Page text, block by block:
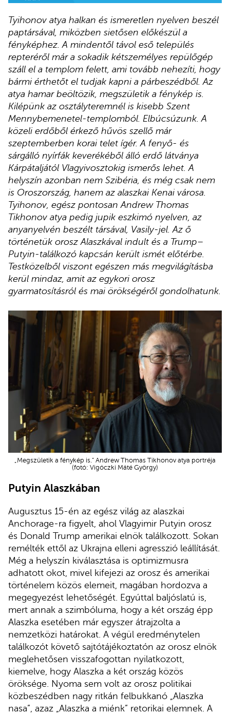
Tyihonov atya halkan és ismeretlen nyelven beszél
paptársával, miközben sietősen előkészül a
fényképhez. A mindentől távol eső település
repteréről már a sokadik kétszemélyes repülőgép
száll el a templom felett, ami tovább nehezíti, hogy
bármi érthetőt el tudjak kapni a párbeszédből. Az
atya hamar beöltözik, megszületik a fénykép is.
Kilépünk az osztályteremnél is kisebb Szent
Mennybemenetel-templomból. Elbúcsúzunk. A
közeli erdőből érkező hűvös szellő már
szeptemberben korai telet ígér. A fenyő- és
sárgálló nyírfák keverékéből álló erdő látványa
Kárpátaljától Vlagyivosztokig ismerős lehet. A
helyszín azonban nem Szibéria, és még csak nem
is Oroszország, hanem az alaszkai Kenai városa.
Tyihonov, egész pontosan Andrew Thomas
Tikhonov atya pedig jupik eszkimó nyelven, az
anyanyelvén beszélt társával, Vasily-jel. Az ő
történetük orosz Alaszkával indult és a Trump–
Putyin-találkozó kapcsán került ismét előtérbe.
Testközelből viszont egészen más megvilágításba
kerül mindaz, amit az egykori orosz
gyarmatosításról és mai örökségéről gondolhatunk.
„Megszületik a fénykép is.” Andrew Thomas Tikhonov atya portréja
(fotó: Vigóczki Máté György)
Putyin Alaszkában
Augusztus 15-én az egész világ az alaszkai
Anchorage-ra figyelt, ahol Vlagyimir Putyin orosz
és Donald Trump amerikai elnök találkozott. Sokan
remélték ettől az Ukrajna elleni agresszió leállítását.
Még a helyszín kiválasztása is optimizmusra
adhatott okot, mivel kifejezi az orosz és amerikai
történelem közös elemeit, magában hordozva a
megegyezést lehetőségét. Egyúttal baljóslatú is,
mert annak a szimbóluma, hogy a két ország épp
Alaszka esetében már egyszer átrajzolta a
nemzetközi határokat. A végül eredménytelen
találkozót követő sajtótájékoztatón az orosz elnök
meglehetősen visszafogottan nyilatkozott,
kiemelve, hogy Alaszka a két ország közös
öröksége. Nyoma sem volt az orosz politikai
közbeszédben nagy ritkán felbukkanó „Alaszka
nasa”, azaz „Alaszka a miénk” retorikai elemnek. A